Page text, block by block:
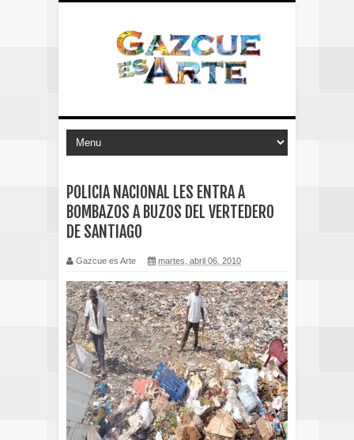
POLICIA NACIONAL LES ENTRA A
BOMBAZOS A BUZOS DEL VERTEDERO
DE SANTIAGO
Gazcue es Arte martes, abril 06, 2010